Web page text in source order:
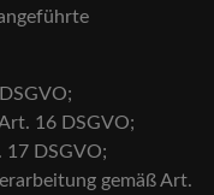
16 DSGVO;
17 DSGVO;
gemäß Art.